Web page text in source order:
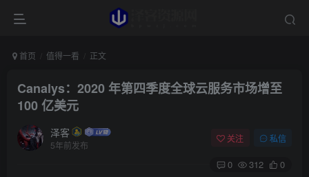
首页 值得一看 正文
Canalys：2020 年第四季度全球云服务市场增至
100 亿美元
泽客
5年前发布
关注 私信
0 312 0